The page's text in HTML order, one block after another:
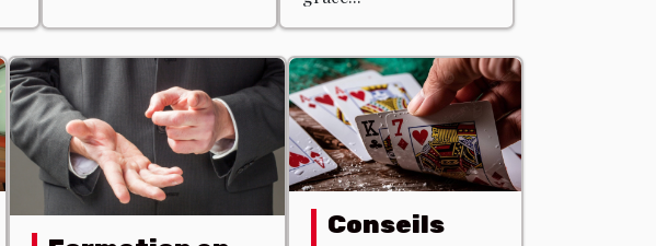
Conseils